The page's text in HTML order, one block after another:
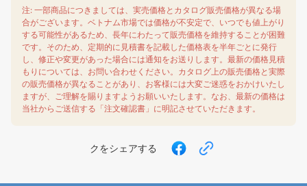
注: 一部商品につきましては、実売価格とカタログ販売価格が異なる場
合がございます。ベトナム市場では価格が不安定で、いつでも値上がり
する可能性があるため、長年にわたって販売価格を維持することが困難
です。そのため、定期的に見積書を記載した価格表を半年ごとに発行
し、修正や変更があった場合には通知をお送りします。最新の価格見積
もりについては、お問い合わせください。カタログ上の販売価格と実際
の販売価格が異なることがあり、お客様には大変ご迷惑をおかけいたし
ますが、ご理解を賜りますようお願いいたします。なお、最新の価格は
当社からご送信する「注文確認書」に明記させていただきます。
クをシェアする